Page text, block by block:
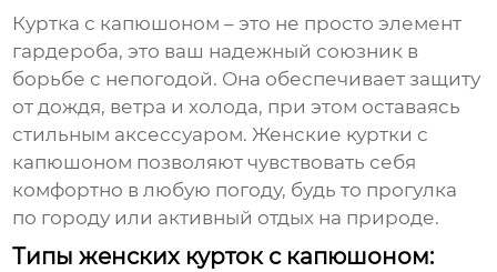
Куртка с капюшоном – это не просто элемент
гардероба, это ваш надежный союзник в
борьбе с непогодой. Она обеспечивает защиту
от дождя, ветра и холода, при этом оставаясь
стильным аксессуаром.Женские куртки с
капюшоном позволяют чувствовать себя
комфортно в любую погоду, будь то прогулка
по городу или активный отдых на природе.
Типы женских курток с капюшоном: